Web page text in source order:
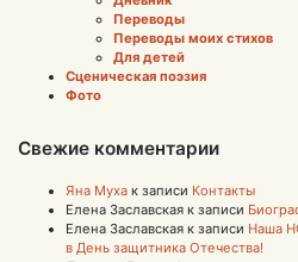
Переводы
Переводы моих стихов
Для детей
Сценическая поэзия
Фото
Свежие комментарии
Яна Муха к записи Контакты
Елена Заславская к записи
Елена Заславская к записи Наша
в День защитника Отечества!